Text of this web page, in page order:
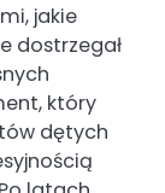
jakie
dostrzegał
który
dętych